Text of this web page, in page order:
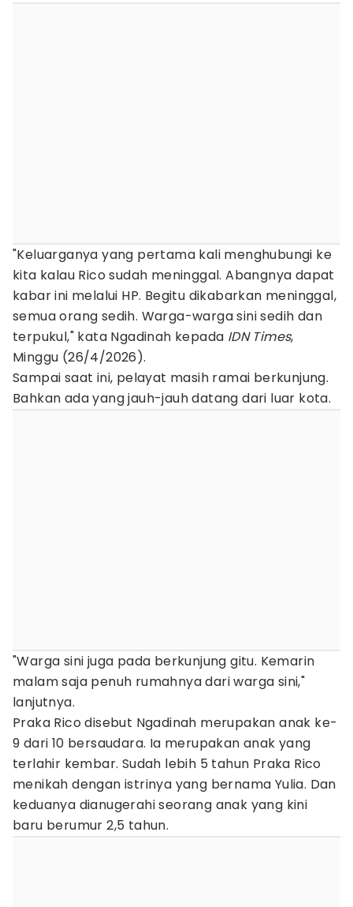
"Keluarganya yang pertama kali menghubungi ke
kita kalau Rico sudah meninggal. Abangnya dapat
kabar ini melalui HP. Begitu dikabarkan meninggal,
semua orang sedih. Warga-warga sini sedih dan
terpukul," kata Ngadinah kepada IDN Times,
Minggu (26/4/2026).
Sampai saat ini, pelayat masih ramai berkunjung.
Bahkan ada yang jauh-jauh datang dari luar kota.
"Warga sini juga pada berkunjung gitu. Kemarin
malam saja penuh rumahnya dari warga sini,"
lanjutnya.
Praka Rico disebut Ngadinah merupakan anak ke-
9 dari 10 bersaudara. Ia merupakan anak yang
terlahir kembar. Sudah lebih 5 tahun Praka Rico
menikah dengan istrinya yang bernama Yulia. Dan
keduanya dianugerahi seorang anak yang kini
baru berumur 2,5 tahun.